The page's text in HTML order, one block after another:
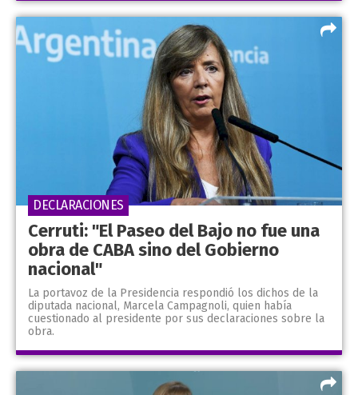
Cerruti: "El Paseo del Bajo no fue una
obra de CABA sino del Gobierno
nacional"
La portavoz de la Presidencia respondió los dichos de la
diputada nacional, Marcela Campagnoli, quien había
cuestionado al presidente por sus declaraciones sobre la
obra.
DECLARACIONES